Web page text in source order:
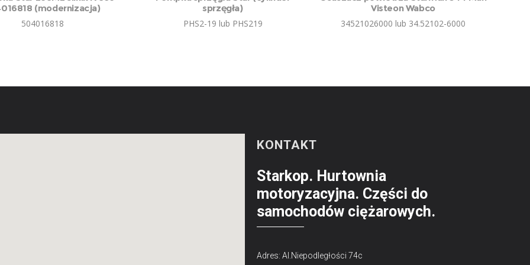
(modernizacja)
504016818
sprzęgła)
PHS2-19 lub PHS219
Visteon Wabco
34521026000 lub 34.52102-6000
KONTAKT
Starkop. Hurtownia
motoryzacyjna. Części do
samochodów ciężarowych.
Adres: Al.Niepodległości 74c